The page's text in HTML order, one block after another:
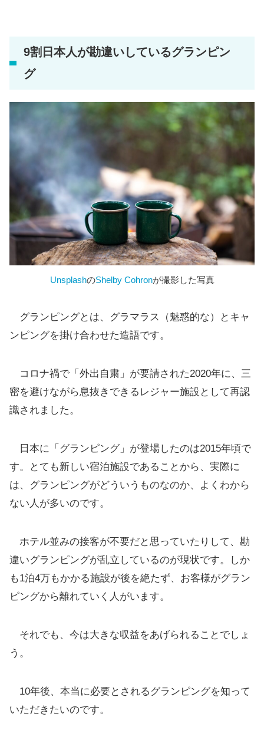
9割日本人が勘違いしているグランピン
グ
UnsplashのShelby Cohronが撮影した写真
グランピングとは、グラマラス（魅惑的な）とキャ
ンピングを掛け合わせた造語です。
コロナ禍で「外出自粛」が要請された2020年に、三
密を避けながら息抜きできるレジャー施設として再認
識されました。
日本に「グランピング」が登場したのは2015年頃で
す。とても新しい宿泊施設であることから、実際に
は、グランピングがどういうものなのか、よくわから
ない人が多いのです。
ホテル並みの接客が不要だと思っていたりして、勘
違いグランピングが乱立しているのが現状です。しか
も1泊4万もかかる施設が後を絶たず、お客様がグラン
ピングから離れていく人がいます。
それでも、今は大きな収益をあげられることでしょ
う。
10年後、本当に必要とされるグランピングを知って
いただきたいのです。